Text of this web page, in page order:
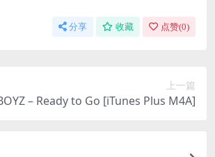
分享 收藏 点赞(0)
上一篇
– Ready to Go [iTunes Plus M4A]